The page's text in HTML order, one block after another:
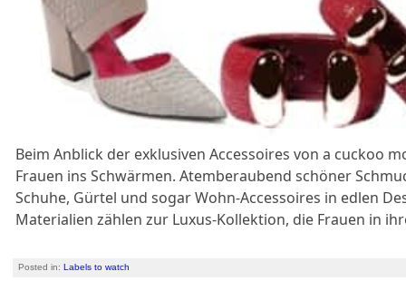
Beim Anblick der exklusiven Accessoires von a cuckoo
Frauen ins Schwärmen. Atemberaubend schöner
Schuhe, Gürtel und sogar Wohn-Accessoires in edlen
Materialien zählen zur Luxus-Kollektion, die Frauen in
Posted in:Labels to watch